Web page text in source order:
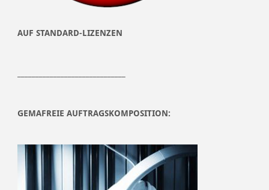
AUF STANDARD-LIZENZEN
GEMAFREIE AUFTRAGSKOMPOSITION: